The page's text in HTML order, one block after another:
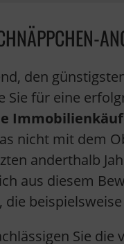
den
Sie für eine
nicht mit dem
anderthalb
aus diesem
Sie